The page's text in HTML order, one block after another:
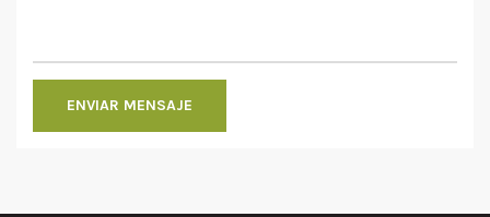
ENVIAR MENSAJE